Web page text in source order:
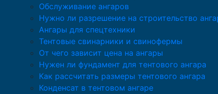
Обслуживание ангаров
Нужно ли разрешение на строительство
Ангары для спецтехники
Тентовые свинарники и свинофермы
От чего зависит цена на ангары
Нужен ли фундамент для тентового ангара
Как рассчитать размеры тентового ангара
Конденсат в тентовом ангаре